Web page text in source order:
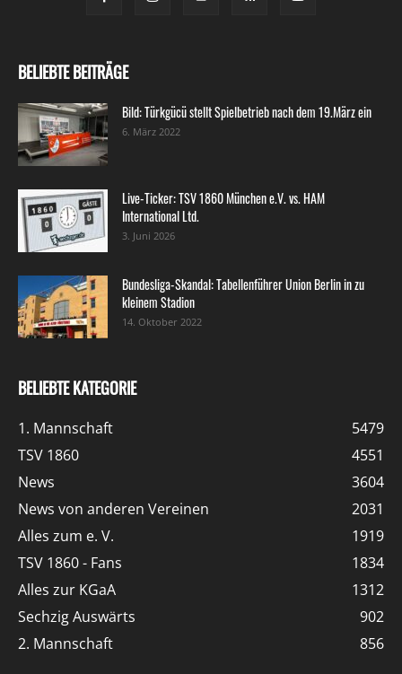
BELIEBTE BEITRÄGE
Bild: Türkgücü stellt Spielbetrieb nach dem 19.März ein
6. März 2022
Live-Ticker: TSV 1860 München e.V. vs. HAM
International Ltd.
3. Juni 2026
Bundesliga-Skandal: Tabellenführer Union Berlin in zu
kleinem Stadion
14. Oktober 2022
BELIEBTE KATEGORIE
1. Mannschaft
5479
TSV 1860
4551
News
3604
News von anderen Vereinen
2031
Alles zum e. V.
1919
TSV 1860 - Fans
1834
Alles zur KGaA
1312
Sechzig Auswärts
902
2. Mannschaft
856